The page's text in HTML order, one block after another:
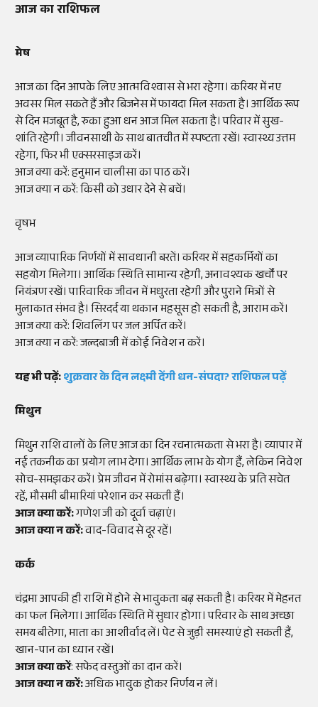
आज का राशिफल
मेष
आज का दिन आपके लिए आत्मविश्वास से भरा रहेगा। करियर में नए
अवसर मिल सकते हैं और बिजनेस में फायदा मिल सकता है। आर्थिक रूप
से दिन मजबूत है, रुका हुआ धन आज मिल सकता है। परिवार में सुख-
शांति रहेगी। जीवनसाथी के साथ बातचीत में स्पष्टता रखें। स्वास्थ्य उत्तम
रहेगा, फिर भी एक्सरसाइज करें।
आज क्या करें: हनुमान चालीसा का पाठ करें।
आज क्या न करें: किसी को उधार देने से बचें।
वृषभ
आज व्यापारिक निर्णयों में सावधानी बरतें। करियर में सहकर्मियों का
सहयोग मिलेगा। आर्थिक स्थिति सामान्य रहेगी, अनावश्यक खर्चों पर
नियंत्रण रखें। पारिवारिक जीवन में मधुरता रहेगी और पुराने मित्रों से
मुलाकात संभव है। सिरदर्द या थकान महसूस हो सकती है, आराम करें।
आज क्या करें: शिवलिंग पर जल अर्पित करें।
आज क्या न करें: जल्दबाजी में कोई निवेश न करें।
यह भी पढ़ें:शुक्रवार के दिन लक्ष्मी देंगी धन-संपदा? राशिफल पढ़ें
मिथुन
मिथुन राशि वालों के लिए आज का दिन रचनात्मकता से भरा है। व्यापार में
नई तकनीक का प्रयोग लाभ देगा। आर्थिक लाभ के योग हैं, लेकिन निवेश
सोच-समझकर करें। प्रेम जीवन में रोमांस बढ़ेगा। स्वास्थ्य के प्रति सचेत
रहें, मौसमी बीमारियां परेशान कर सकती हैं।
आज क्या करें:गणेश जी को दूर्वा चढ़ाएं।
आज क्या न करें:वाद-विवाद से दूर रहें।
कर्क
चंद्रमा आपकी ही राशि में होने से भावुकता बढ़ सकती है। करियर में मेहनत
का फल मिलेगा। आर्थिक स्थिति में सुधार होगा। परिवार के साथ अच्छा
समय बीतेगा, माता का आशीर्वाद लें। पेट से जुड़ी समस्याएं हो सकती हैं,
खान-पान का ध्यान रखें।
आज क्या करें: सफेद वस्तुओं का दान करें।
आज क्या न करें:अधिक भावुक होकर निर्णय न लें।